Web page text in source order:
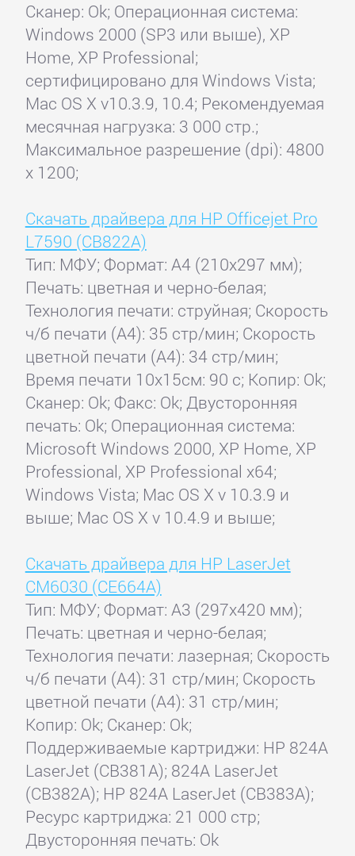
Сканер: Ok; Операционная система:
Windows 2000 (SP3 или выше), XP
Home, XP Professional;
сертифицировано для Windows Vista;
Mac OS X v10.3.9, 10.4; Рекомендуемая
месячная нагрузка: 3 000 стр.;
Максимальное разрешение (dpi): 4800
x 1200;
Скачать драйвера для HP Officejet Pro
L7590 (CB822A)
Тип: МФУ; Формат: A4 (210x297 мм);
Печать: цветная и черно-белая;
Технология печати: струйная; Скорость
ч/б печати (А4): 35 стр/мин; Скорость
цветной печати (А4): 34 стр/мин;
Время печати 10x15см: 90 с; Копир: Ok;
Сканер: Ok; Факс: Ok; Двусторонняя
печать: Ok; Операционная система:
Microsoft Windows 2000, XP Home, XP
Professional, XP Professional x64;
Windows Vista; Mac OS X v 10.3.9 и
выше; Mac OS X v 10.4.9 и выше;
Скачать драйвера для HP LaserJet
CM6030 (CE664A)
Тип: МФУ; Формат: A3 (297x420 мм);
Печать: цветная и черно-белая;
Технология печати: лазерная; Скорость
ч/б печати (А4): 31 стр/мин; Скорость
цветной печати (А4): 31 стр/мин;
Копир: Ok; Сканер: Ok;
Поддерживаемые картриджи: HP 824A
LaserJet (CB381A); 824A LaserJet
(CB382A); HP 824A LaserJet (CB383A);
Ресурс картриджа: 21 000 стр;
Двусторонняя печать: Ok